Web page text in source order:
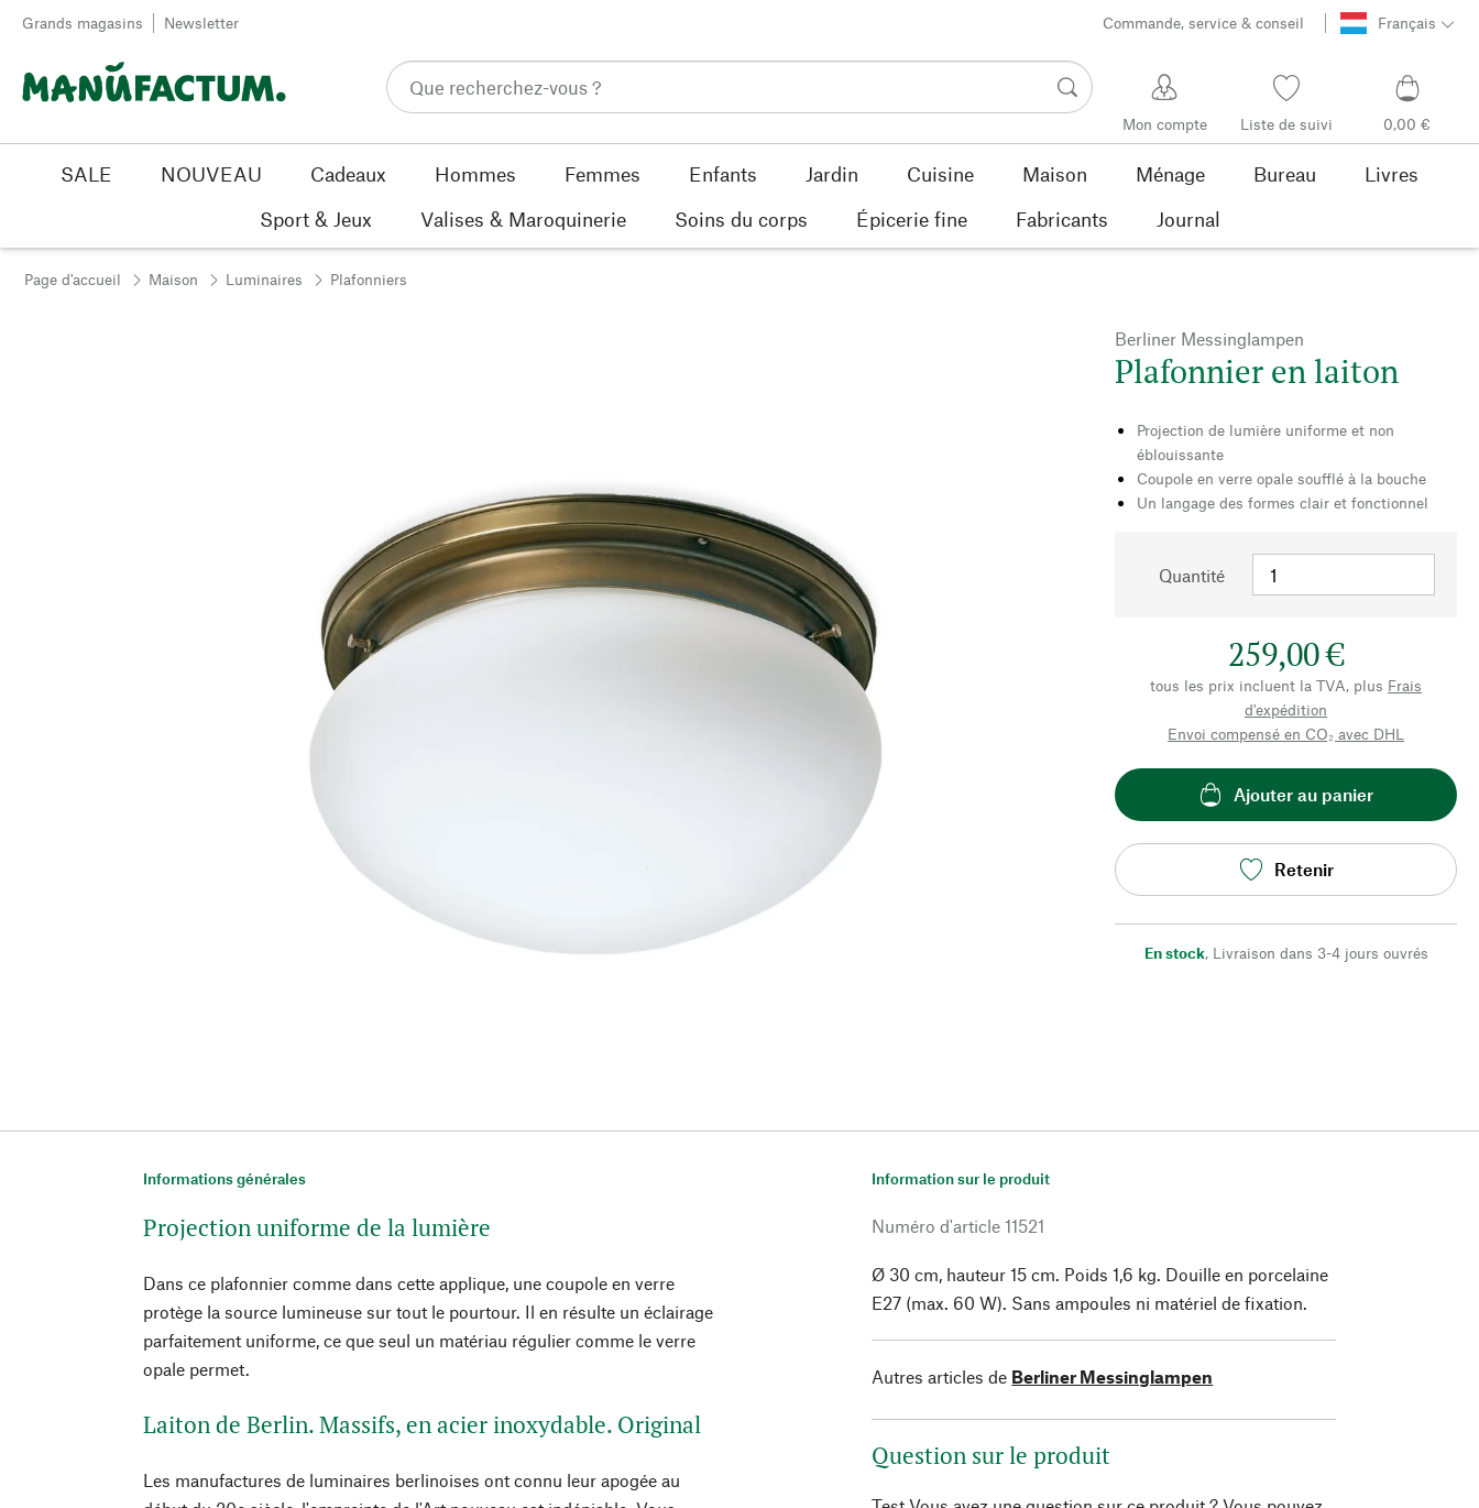
Passer au contenu
Grands magasins Newsletter Commande, service & conseil Français
Mon compte Liste de suivi 0,00 €
SALE NOUVEAU Cadeaux Hommes Femmes Enfants Jardin Cuisine Maison Ménage Bureau
Livres
Sport & Jeux
Valises & Maroquinerie Soins du corps Épicerie fine Fabricants Journal
Page d'accueil Maison Luminaires Plafonniers
Berliner Messinglampen
Plafonnier en laiton
Projection de lumière uniforme et non
éblouissante
Coupole en verre opale soufflé à la bouche
Un langage des formes clair et fonctionnel
Quantité
259,00 €
tous les prix incluent la TVA, plus Frais
d'expédition
Envoi compensé en CO₂ avec DHL
Ajouter au panier
Retenir
En stock, Livraison dans 3-4 jours ouvrés
Informations générales
Projection uniforme de la lumière
Dans ce plafonnier comme dans cette applique, une coupole en verre
protège la source lumineuse sur tout le pourtour. Il en résulte un éclairage
parfaitement uniforme, ce que seul un matériau régulier comme le verre
opale permet.
Laiton de Berlin. Massifs, en acier inoxydable. Original
Les manufactures de luminaires berlinoises ont connu leur apogée au
Information sur le produit
Numéro d'article 11521
Ø 30 cm, hauteur 15 cm. Poids 1,6 kg. Douille en porcelaine
E27 (max. 60 W). Sans ampoules ni matériel de fixation.
Autres articles de Berliner Messinglampen
Question sur le produit